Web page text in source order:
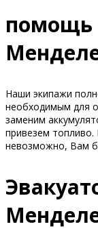
помощь
Наши экипажи
необходимым для
заменим
привезем
невозможно, Вам